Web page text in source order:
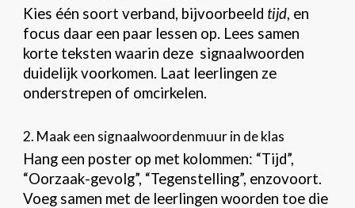
Kies één soort verband, bijvoorbeeld tijd, en
focus daar een paar lessen op. Lees samen
korte teksten waarin deze signaalwoorden
duidelijk voorkomen. Laat leerlingen ze
onderstrepen of omcirkelen.
2. Maak een signaalwoordenmuur in de klas
Hang een poster op met kolommen: “Tijd”,
“Oorzaak-gevolg”, “Tegenstelling”, enzovoort.
Voeg samen met de leerlingen woorden toe die